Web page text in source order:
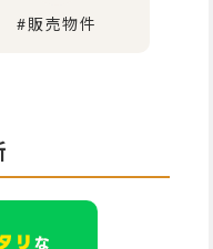
#販売物件